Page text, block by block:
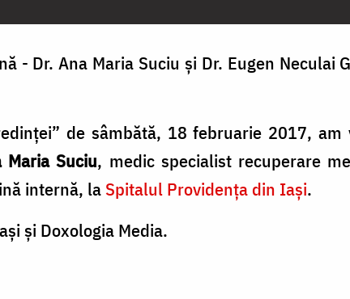
- Dr. Ana Maria Suciu și Dr. Eugen Neculai
de sâmbătă, 18 februarie 2017, am
Maria Suciu, medic specialist recuperare
internă, la Spitalul Providența din Iași.
şi Doxologia Media.